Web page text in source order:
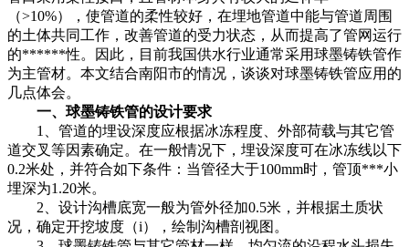
（>10%），使管道的柔性较好，在埋地管道中能与管道周围
的土体共同工作，改善管道的受力状态，从而提高了管网运行
的******性。因此，目前我国供水行业通常采用球墨铸铁管作
为主管材。本文结合南阳市的情况，谈谈对球墨铸铁管应用的
几点体会。
一、球墨铸铁管的设计要求
1、管道的埋设深度应根据冰冻程度、外部荷载与其它管
道交叉等因素确定。在一般情况下，埋设深度可在冰冻线以下
0.2米处，并符合如下条件：当管径大于100mm时，管顶***小
埋深为1.20米。
2、设计沟槽底宽一般为管外径加0.5米，并根据土质状
况，确定开挖坡度（i），绘制沟槽剖视图。